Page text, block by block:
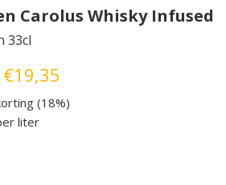
Carolus Whisky Infused
33cl
€19,35
(18%)
liter